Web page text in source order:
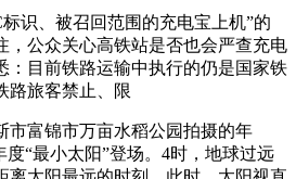
识、被召回范围的充电宝上机”的
，公众关心高铁站是否也会严查充电
：目前铁路运输中执行的仍是国家铁
路旅客禁止、限
市富锦市万亩水稻公园拍摄的年
度“最小太阳”登场。4时，地球过远